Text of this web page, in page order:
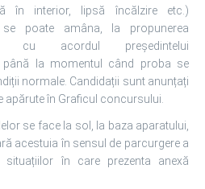
în interior, lipsă încălzire etc.)
se poate amâna, la propunerea
cu acordul președintelui
până la momentul când proba se
normale. Candidații sunt anunțați
apărute în Graficul concursului.
se face la sol, la baza aparatului,
acestuia în sensul de parcurgere a
situațiilor în care prezenta anexă